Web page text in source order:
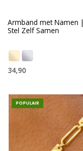
Armband met Namen |
Stel Zelf Samen
34,90
POPULAIR